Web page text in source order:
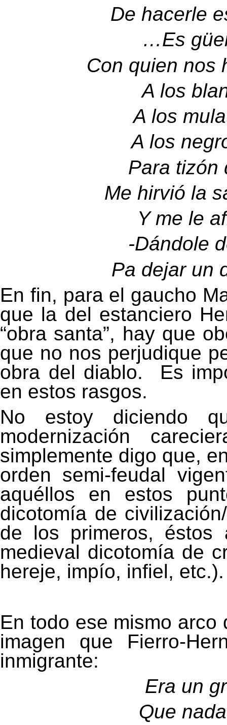
De hacerle
…Es
Con quien nos
A los
A los
A los
Para tizón
Me hirvió la
Y me le
-Dándole
Pa dejar un
En fin, para el gaucho
que la del estanciero
“obra santa”, hay que
que no nos perjudique
obra del diablo.
Es
en estos rasgos.
No estoy diciendo
modernización
simplemente digo que,
orden semi-feudal
aquéllos en estos
dicotomía de
de los primeros, éstos
medieval dicotomía de
hereje, impío, infiel, etc.).
En todo ese mismo
imagen que Fierro-
inmigrante:
Era un
Que